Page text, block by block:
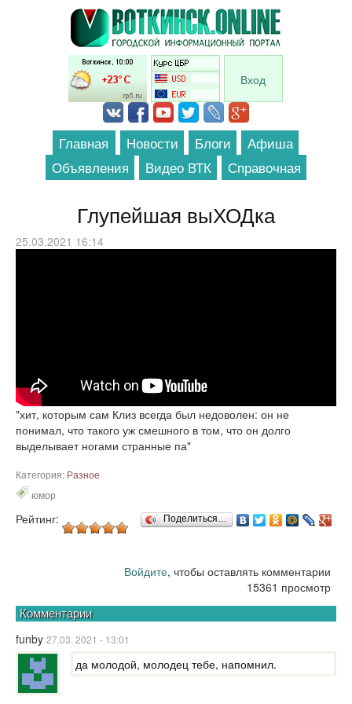
Перейти к основному содержанию
Вход
Главная Новости Блоги
Афиша
Объявления
Видео ВТК Справочная
Глупейшая выХОДка
25.03.2021 16:14
"хит, которым сам Клиз всегда был недоволен: он не
понимал, что такого уж смешного в том, что он долго
выделывает ногами странные па"
Категория: Разное
юмор
Рейтинг: Поделиться…
Войдите, чтобы оставлять комментарии
15361 просмотр
Комментарии
funby 27.03. 2021 - 13:01
да молодой, молодец тебе, напомнил.